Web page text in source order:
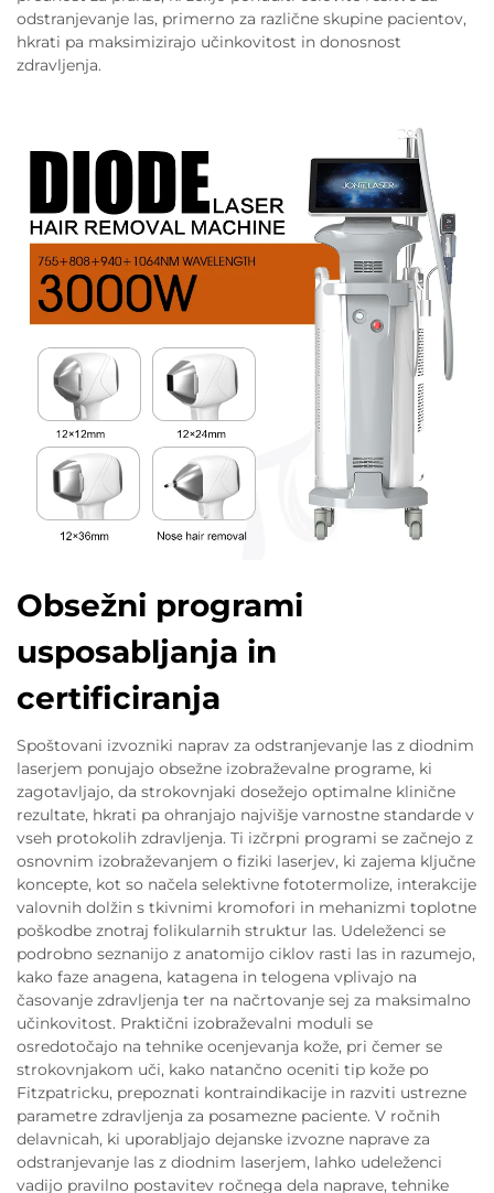
odstranjevanje las, primerno za različne skupine pacientov,
hkrati pa maksimizirajo učinkovitost in donosnost
zdravljenja.
Obsežni programi
usposabljanja in
certificiranja
Spoštovani izvozniki naprav za odstranjevanje las z diodnim
laserjem ponujajo obsežne izobraževalne programe, ki
zagotavljajo, da strokovnjaki dosežejo optimalne klinične
rezultate, hkrati pa ohranjajo najvišje varnostne standarde v
vseh protokolih zdravljenja. Ti izčrpni programi se začnejo z
osnovnim izobraževanjem o fiziki laserjev, ki zajema ključne
koncepte, kot so načela selektivne fototermolize, interakcije
valovnih dolžin s tkivnimi kromofori in mehanizmi toplotne
poškodbe znotraj folikularnih struktur las. Udeleženci se
podrobno seznanijo z anatomijo ciklov rasti las in razumejo,
kako faze anagena, katagena in telogena vplivajo na
časovanje zdravljenja ter na načrtovanje sej za maksimalno
učinkovitost. Praktični izobraževalni moduli se
osredotočajo na tehnike ocenjevanja kože, pri čemer se
strokovnjakom uči, kako natančno oceniti tip kože po
Fitzpatricku, prepoznati kontraindikacije in razviti ustrezne
parametre zdravljenja za posamezne paciente. V ročnih
delavnicah, ki uporabljajo dejanske izvozne naprave za
odstranjevanje las z diodnim laserjem, lahko udeleženci
vadijo pravilno postavitev ročnega dela naprave, tehnike